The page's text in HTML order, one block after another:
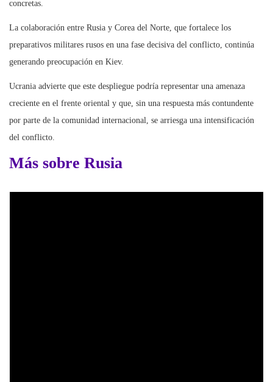
concretas.
La colaboración entre Rusia y Corea del Norte, que fortalece los
preparativos militares rusos en una fase decisiva del conflicto, continúa
generando preocupación en Kiev.
Ucrania advierte que este despliegue podría representar una amenaza
creciente en el frente oriental y que, sin una respuesta más contundente
por parte de la comunidad internacional, se arriesga una intensificación
del conflicto.
Más sobre Rusia